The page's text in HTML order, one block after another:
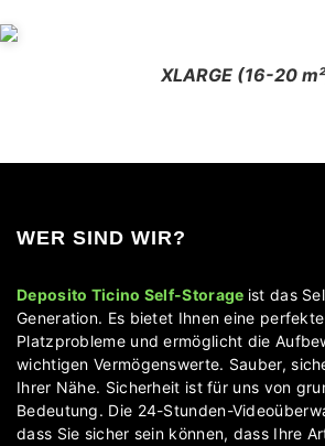
XLARGE (16-20
WER SIND WIR?
Deposito Ticino Self-Storage ist das
Generation. Es bietet Ihnen eine
Platzprobleme und ermöglicht die
wichtigen Vermögenswerte. Sauber,
Ihrer Nähe. Sicherheit ist für uns von
Bedeutung. Die 24-Stunden-
dass Sie sicher sein können, dass Ihre